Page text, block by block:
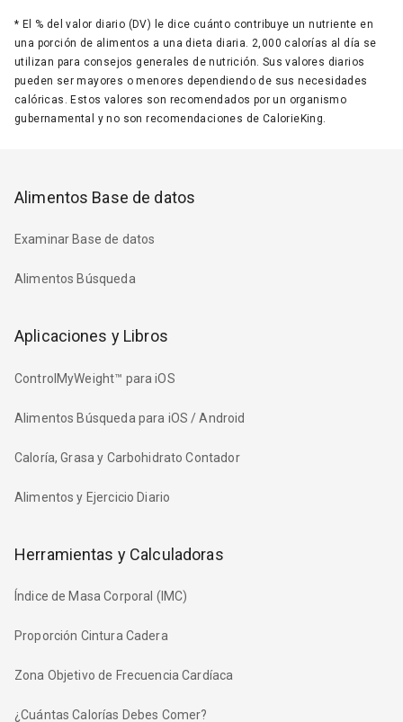
* El % del valor diario (DV) le dice cuánto contribuye un nutriente en
una porción de alimentos a una dieta diaria. 2,000 calorías al día se
utilizan para consejos generales de nutrición. Sus valores diarios
pueden ser mayores o menores dependiendo de sus necesidades
calóricas. Estos valores son recomendados por un organismo
gubernamental y no son recomendaciones de CalorieKing.
Alimentos Base de datos
Examinar Base de datos
Alimentos Búsqueda
Aplicaciones y Libros
ControlMyWeight™ para iOS
Alimentos Búsqueda para iOS / Android
Caloría, Grasa y Carbohidrato Contador
Alimentos y Ejercicio Diario
Herramientas y Calculadoras
Índice de Masa Corporal (IMC)
Proporción Cintura Cadera
Zona Objetivo de Frecuencia Cardíaca
¿Cuántas Calorías Debes Comer?